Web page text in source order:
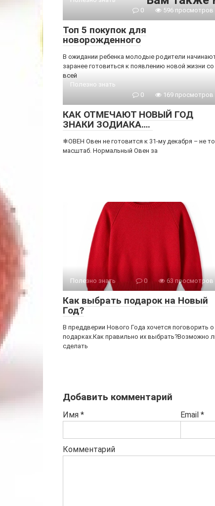
0
596 просмотров
Топ 5 покупок для
новорожденного
В ожидании ребенка молодые родители
заранее готовиться к появлению новой жизни со
всей
Полезно знать
0
169 просмотров
КАК ОТМЕЧАЮТ НОВЫЙ ГОД
ЗНАКИ ЗОДИАКА….
❄ОВЕН Овен не готовится к 31-му декабря – не
масштаб. Нормальный Овен за
Полезно знать 0 63 просмотров
Как выбрать подарок на Новый
Год?
В преддверии Нового Года хочется поговорить о
подарках.Как правильно их выбрать?Возможно
сделать
Добавить комментарий
Имя * Email *
Комментарий